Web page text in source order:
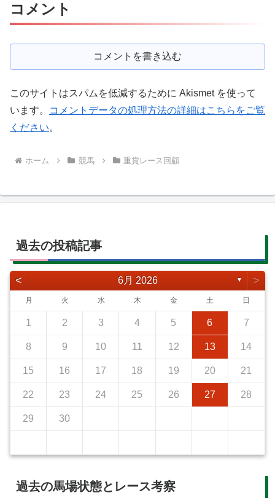
コメント
コメントを書き込む
このサイトはスパムを低減するために Akismet を使って
います。
コメントデータの処理方法の詳細はこちらをご覧
ください。
ホーム 競馬 重賞レース回顧
過去の投稿記事
< 6月 2026 ▼ >
月 火 水 木 金 土 日
1 2 3 4 5 6 7
8 9 10 11 12 13 14
15 16 17 18 19 20 21
22 23 24 25 26 27 28
29 30
過去の馬場状態とレース考察